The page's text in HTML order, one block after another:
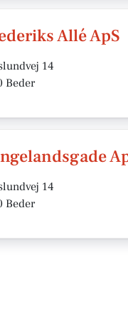
Allé ApS
14
Beder
14
Beder